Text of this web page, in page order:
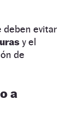
deben evitar
y el
de
a